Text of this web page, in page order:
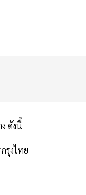
ดังนี้
รุงไทย